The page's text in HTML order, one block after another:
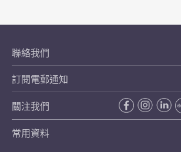
聯絡我們
訂閱電郵通知
關注我們
常用資料